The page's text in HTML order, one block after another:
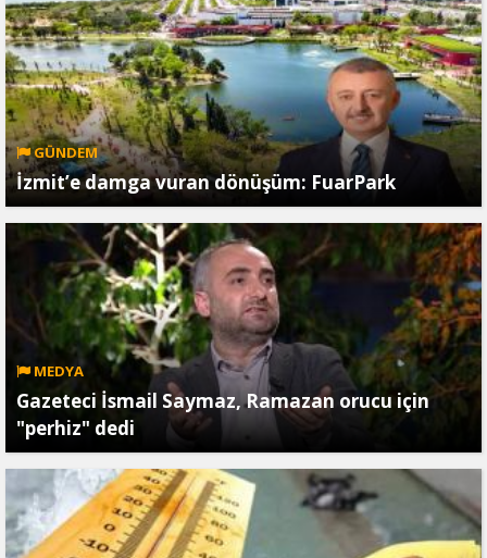
GÜNDEM
İzmit’e damga vuran dönüşüm: FuarPark
MEDYA
Gazeteci İsmail Saymaz, Ramazan orucu için
"perhiz" dedi